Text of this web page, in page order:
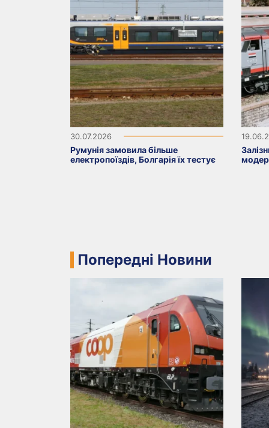
30.07.2026
Румунія замовила більше
електропоїздів, Болгарія їх тестує
Попередні Новини